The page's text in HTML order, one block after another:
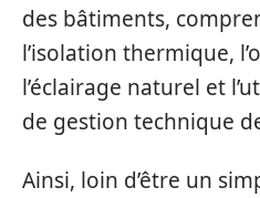
des bâtiments,
l’isolation thermique,
l’éclairage naturel et
de gestion technique
Ainsi, loin d’être un